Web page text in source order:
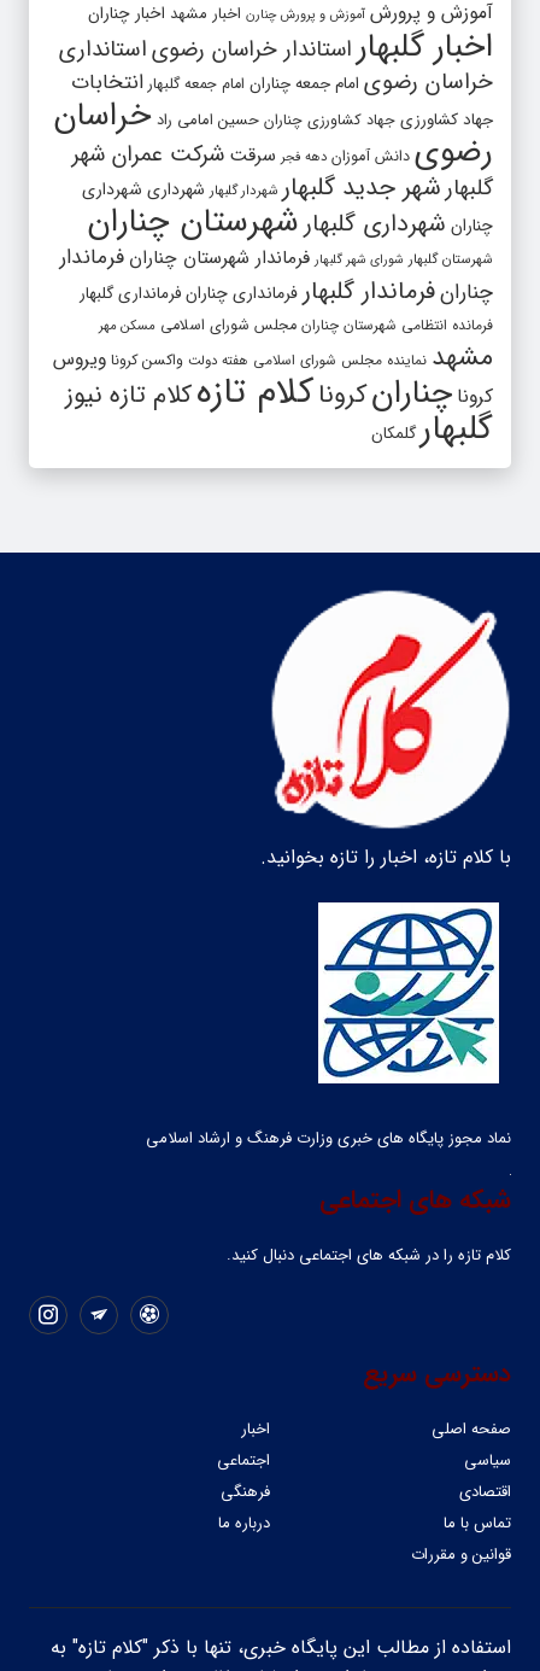
آموزش و پرورش آموزش و پرورش چنارن اخبار مشهد اخبار چناران
اخبار گلبهاراستاندار خراسان رضویاستانداری
خراسان رضوی امام جمعه چناران امام جمعه گلبهار انتخابات
جهاد کشاورزی جهاد کشاورزی چناران حسین امامی راد خراسان
رضوی دانش آموزان دهه فجر سرقت شرکت عمران شهر
گلبهارشهر جدید گلبهار شهردار گلبهار شهرداری شهرداری
چناران شهرداری گلبهارشهرستان چناران
شهرستان گلبهار شورای شهر گلبهار فرماندار شهرستان چناران فرماندار
چنارانفرماندار گلبهارفرمانداری چنارانفرمانداری گلبهار
فرمانده انتظامی شهرستان چناران مجلس شورای اسلامی مسکن مهر
مشهد نماینده مجلس شورای اسلامی هفته دولت واکسن کرونا ویروس
کرونا چنارانکروناکلام تازهکلام تازه نیوز
گلبهارگلمکان
با کلام تازه، اخبار را تازه بخوانید.
نماد مجوز پایگاه های خبری وزارت فرهنگ و ارشاد اسلامی
شبکه های اجتماعی
کلام تازه را در شبکه ‌های اجتماعی دنبال کنید.
دسترسی سریع
صفحه اصلی
اخبار
سیاسی
اجتماعی
اقتصادی
فرهنگی
تماس با ما
درباره ما
قوانین و مقررات
استفاده از مطالب این پایگاه خبری، تنها با ذکر "کلام تازه" به